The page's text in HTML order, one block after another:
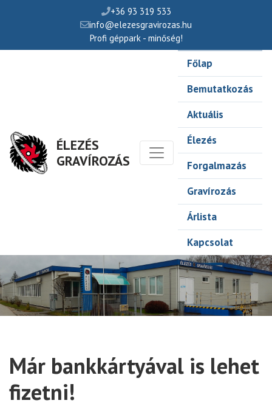
+36 93 319 533
info@elezesgravirozas.hu
Profi géppark - minőség!
ÉLEZÉS
GRAVÍROZÁS
Főlap
Bemutatkozás
Aktuális
Élezés
Forgalmazás
Gravírozás
Árlista
Kapcsolat
Már bankkártyával is lehet
fizetni!